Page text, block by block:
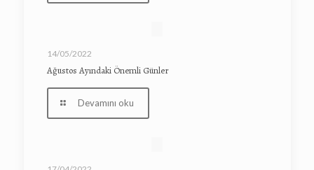
14/05/2022
Ağustos Ayındaki Önemli Günler
Devamını oku